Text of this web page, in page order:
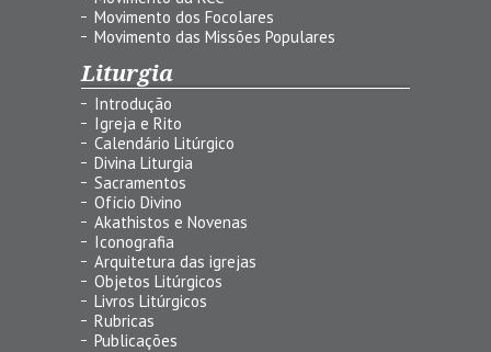
Movimento dos Focolares
Movimento das Missões Populares
Liturgia
Introdução
Igreja e Rito
Calendário Litúrgico
Divina Liturgia
Sacramentos
Ofício Divino
Akathistos e Novenas
Iconografia
Arquitetura das igrejas
Objetos Litúrgicos
Livros Litúrgicos
Rubricas
Publicações